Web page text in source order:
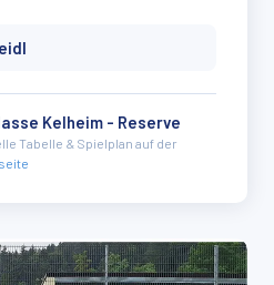
Kelheim - Reserve
Tabelle & Spielplan auf der